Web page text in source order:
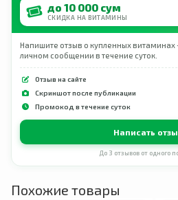
до 10 000 сум
СКИДКА НА ВИТАМИНЫ
Напишите отзыв о купленных
личном сообщении в течение суток.
Отзыв на сайте
Скриншот после публикации
Промокод в течение суток
Написать
До 3 отзывов от одного
Похожие товары